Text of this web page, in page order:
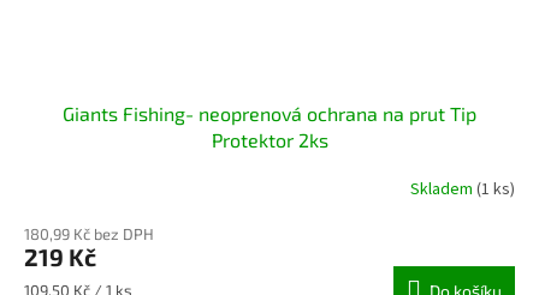
Giants Fishing- neoprenová ochrana na prut Tip
Protektor 2ks
Skladem (1 ks)
180,99 Kč bez DPH
219 Kč
Měrná
109,50 Kč / 1 ks